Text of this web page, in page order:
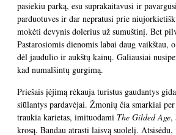
pasiekiu parką, esu suprakaitavusi ir
parduotuves ir dar nepratusi prie
mokėti devynis dolerius už sumuštinį. Bet
Pastarosiomis dienomis labai daug vaikštau,
dėl jaudulio ir aukštų kainų. Galiausiai
kad numalšintų gurgimą.
Priešais įėjimą rėkauja turistus gaudantys
siūlantys pardavėjai. Žmonių čia smarkiai
traukia karietas, imituodami The Gilded Age,
krosą. Bandau atrasti laisvą suolelį.